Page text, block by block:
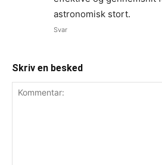
astronomisk stort.
Svar
Skriv en besked